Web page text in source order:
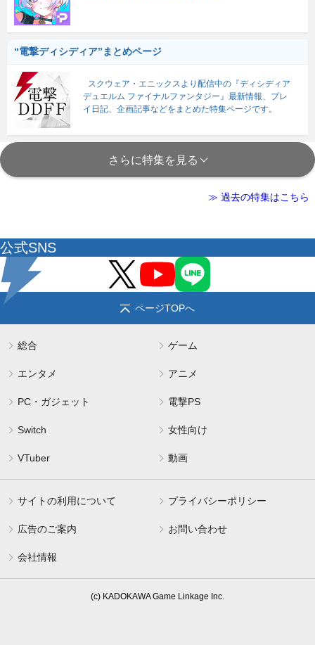
“電撃ディシディア”まとめページ
スクウェア・エニックスより配信中の『ディシディア
デュエルム ファイナルファンタジー』最新情報、プレ
イ日記、企画記事などをまとめた特集ページです。
さらに特集を見る
≫ 過去の特集はこちら
公式SNS
ページTOPへ
総合 ゲーム
エンタメ アニメ
PC・ガジェット 電撃PS
Switch 女性向け
VTuber 動画
サイトの利用について プライバシーポリシー
広告のご案内 お問い合わせ
会社情報
(c) KADOKAWA Game Linkage Inc.